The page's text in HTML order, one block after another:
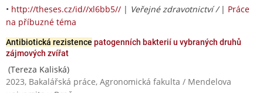
• http://theses.cz/id//xl6bb5// | Veřejné zdravotnictví / | Práce
na příbuzné téma
Antibiotická rezistence patogenních bakterií u vybraných druhů
zájmových zvířat
(Tereza Kaliská)
2023, Bakalářská práce, Agronomická fakulta / Mendelova